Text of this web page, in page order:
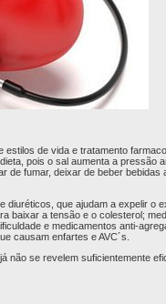
de vida e tratamento
pois o sal aumenta a pressão
de fumar, deixar de beber bebidas
que ajudam a expelir o
baixar a tensão e o colesterol;
e medicamentos anti-
causam enfartes e AVC´s.
não se revelem suficientemente